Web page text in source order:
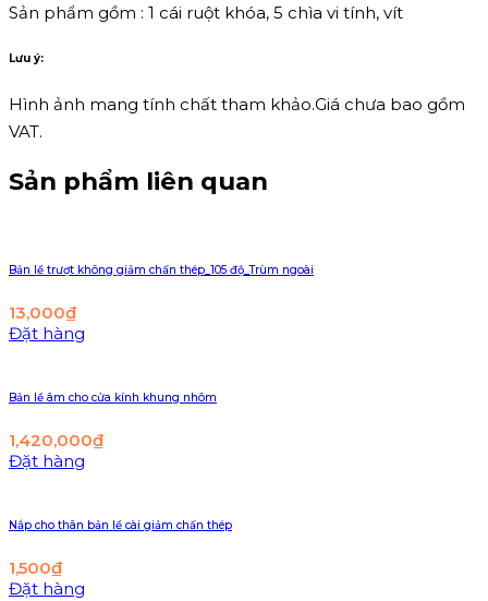
Sản phẩm gồm : 1 cái ruột khóa, 5 chìa vi tính, vít
Lưu ý:
Hình ảnh mang tính chất tham khảo.Giá chưa bao gồm
VAT.
Sản phẩm liên quan
Bản lề trượt không giảm chấn thép_105 độ_Trùm ngoài
13,000₫
Đặt hàng
Bản lề âm cho cửa kính khung nhôm
1,420,000₫
Đặt hàng
Nắp cho thân bản lề cài giảm chấn thép
1,500₫
Đặt hàng